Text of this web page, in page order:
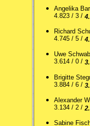
Angelika
4.823 / 3 /
Richard
4.745 / 5 /
Uwe Schwab
3.614 / 0 /
Brigitte
3.884 / 6 /
Alexander
3.134 / 2 /
Sabine